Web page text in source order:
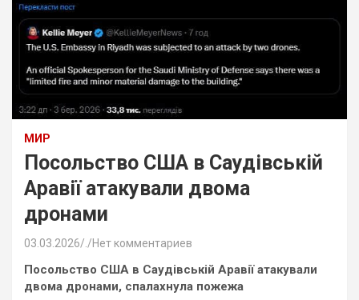
МИР
Посольство США в Саудівській
Аравії атакували двома
дронами
03.03.2026 Нет комментариев
Посольство США в Саудівській Аравії атакували
двома дронами, спалахнула пожежа